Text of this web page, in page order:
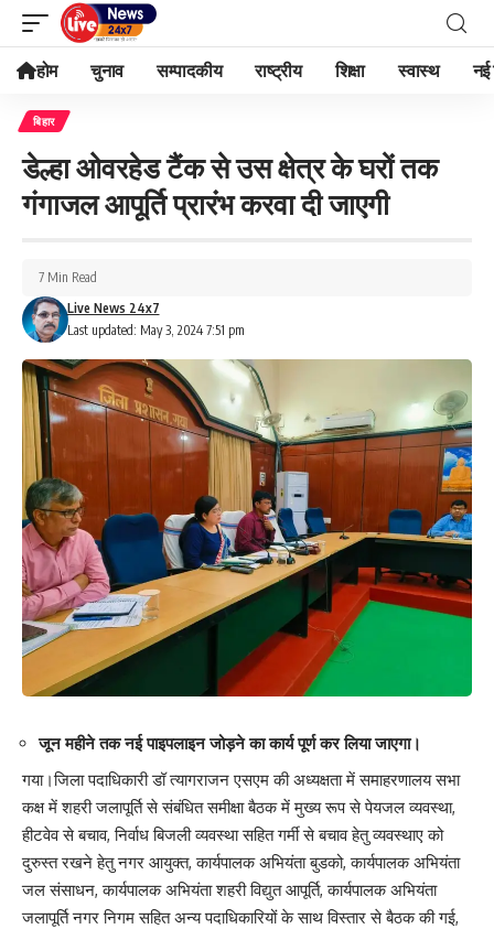
होम चुनाव सम्पादकीय राष्ट्रीय शिक्षा स्वास्थ नई
बिहार
डेल्हा ओवरहेड टैंक से उस क्षेत्र के घरों तक
गंगाजल आपूर्ति प्रारंभ करवा दी जाएगी
Last updated: May 3, 2024 7:51 pm
Live News 24x7
7 Min Read
जून महीने तक नई पाइपलाइन जोड़ने का कार्य पूर्ण कर लिया जाएगा।
गया।जिला पदाधिकारी डॉ त्यागराजन एसएम की अध्यक्षता में समाहरणालय सभा
कक्ष में शहरी जलापूर्ति से संबंधित समीक्षा बैठक में मुख्य रूप से पेयजल व्यवस्था,
हीटवेव से बचाव, निर्वाध बिजली व्यवस्था सहित गर्मी से बचाव हेतु व्यवस्थाए को
दुरुस्त रखने हेतु नगर आयुक्त, कार्यपालक अभियंता बुडको, कार्यपालक अभियंता
जल संसाधन, कार्यपालक अभियंता शहरी विद्युत आपूर्ति, कार्यपालक अभियंता
जलापूर्ति नगर निगम सहित अन्य पदाधिकारियों के साथ विस्तार से बैठक की गई,